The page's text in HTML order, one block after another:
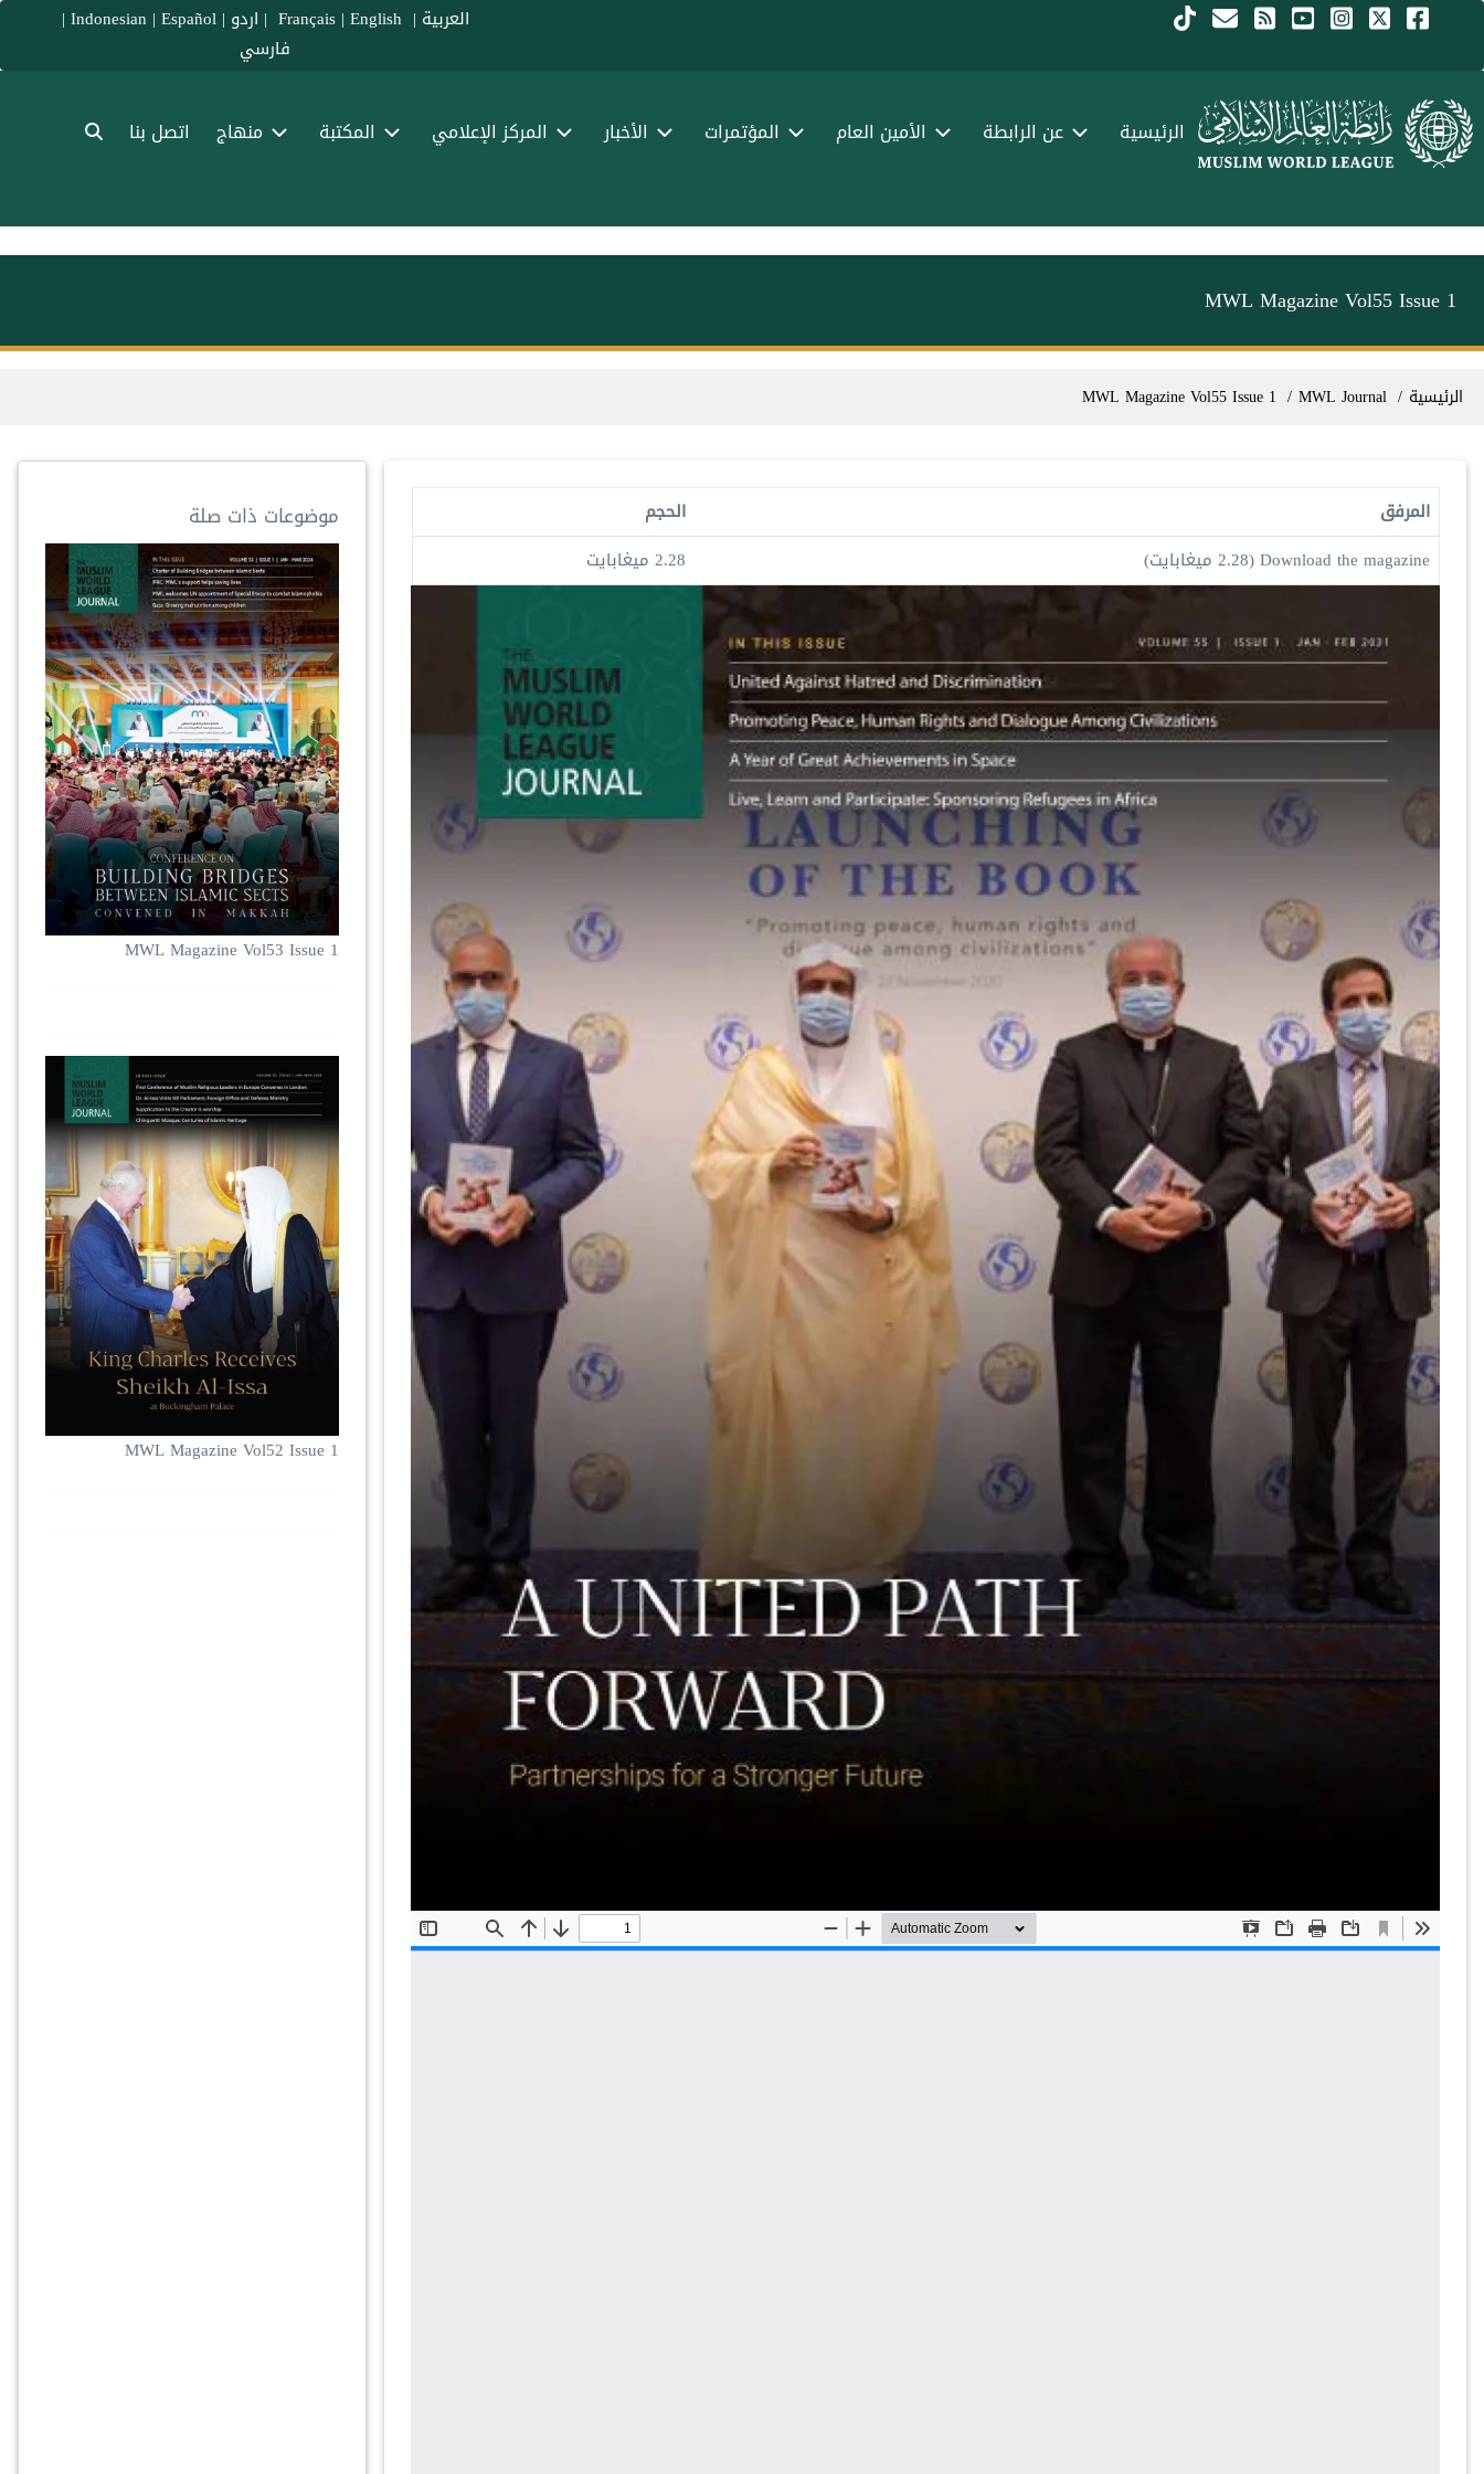
تجاوز إلى المحتوى الرئيسي العربية |
Français
| English
| اردو |
Indonesian | Español
|
فارسي
Menu Arabic الرئيسية عن الرابطة الأمين العام المؤتمرات الأخبار المركز الإعلامي المكتبة منهاج اتصل بنا
MWL Magazine Vol55 Issue 1
مسار التنقل
الرئيسية MWL Magazine Vol55 Issue 1
المرفق
الحجم
Download the magazine(2.28 ميغابايت) 2.28 ميغابايت
موضوعات ذات صلة
MWL Magazine Vol53 Issue 1
MWL Magazine Vol52 Issue 1